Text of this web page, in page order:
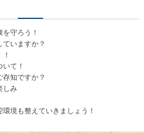
守ろう！
いますか？
て！
知ですか？
しみ
境も整えていきましょう！